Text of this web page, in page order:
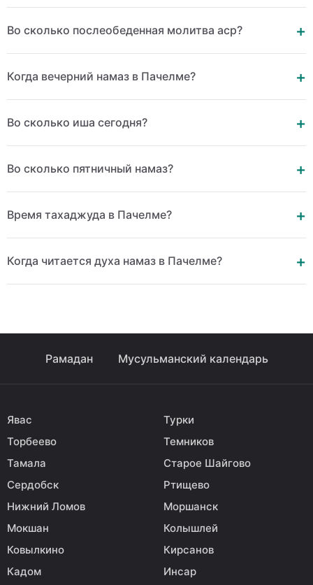
Во сколько послеобеденная молитва аср?
Когда вечерний намаз в Пачелме?
Во сколько иша сегодня?
Во сколько пятничный намаз?
Время тахаджуда в Пачелме?
Когда читается духа намаз в Пачелме?
Рамадан Мусульманский календарь
Явас
Турки
Торбеево
Темников
Тамала
Старое Шайгово
Сердобск
Ртищево
Нижний Ломов
Моршанск
Мокшан
Колышлей
Ковылкино
Кирсанов
Кадом
Инсар